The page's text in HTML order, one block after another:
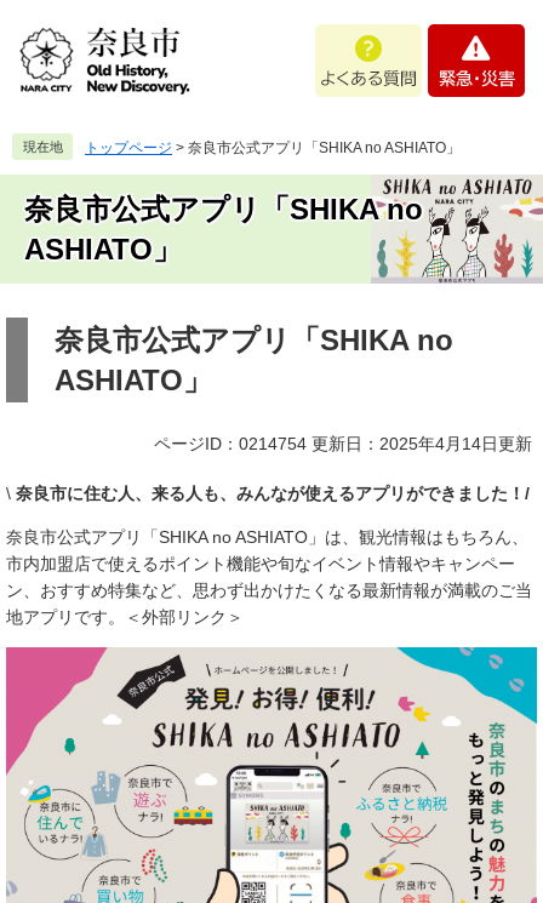
頭
で
飛
ば
あ
問
・
現在地 トップページ > 奈良市公式アプリ「SHIKA no ASHIATO」
奈良市公式アプリ「SHIKA no
ASHIATO」
奈良市公式アプリ「SHIKA no
ASHIATO」
ページID：0214754 更新日：2025年4月14日更新
​\ 奈良市に住む人、来る人も、みんなが使えるアプリができました！/
奈良市公式アプリ「SHIKA no ASHIATO」は、観光情報はもちろん、
市内加盟店で使えるポイント機能や旬なイベント情報やキャンペー
ン、おすすめ特集など、思わず出かけたくなる最新情報が満載のご当
地アプリです。​
＜外部リンク＞